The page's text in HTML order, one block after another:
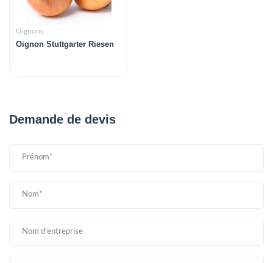
Oignons
Oignon Stuttgarter Riesen
Demande de devis